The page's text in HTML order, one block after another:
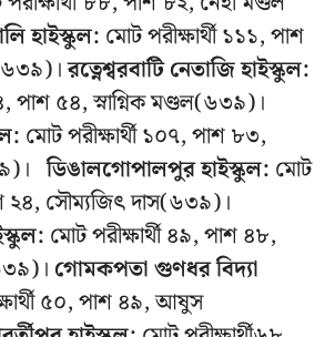
হাইস্কুল: মোট পরীক্ষার্থী ১১১, পাশ
রত্নেশ্বরবাটি নেতাজি হাইস্কুল:
পাশ ৫৪, স্নাগ্নিক মণ্ডল(৬৩৯)।
মোট পরীক্ষার্থী ১০৭, পাশ ৮৩,
ডিঙালগোপালপুর হাইস্কুল: মোট
২৪, সৌম্যজিৎ দাস(৬৩৯)।
মোট পরীক্ষার্থী ৪৯, পাশ ৪৮,
গোমকপতা গুণধর বিদ্যা
৫০, পাশ ৪৯, আষুস